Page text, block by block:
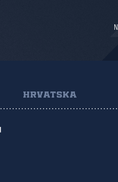
HRVATSKA